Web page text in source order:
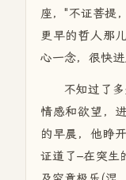
座，"不证菩提
更早的哲人那
心一念，很快进
不知过了
情感和欲望，
的早晨，他睁
证道了–在突生